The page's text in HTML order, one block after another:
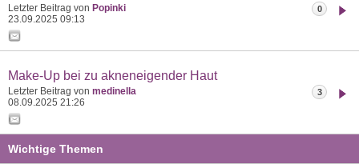
Letzter Beitrag von Popinki
23.09.2025 09:13
0
Make-Up bei zu akneneigender Haut
Letzter Beitrag von medinella
08.09.2025 21:26
3
Wichtige Themen